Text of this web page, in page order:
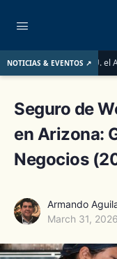
NOTICIAS & EVENTOS ↗
de EE. UU. el Año Pasado
Seguro de
en Arizona:
Negocios
Armando
March 31, 2026